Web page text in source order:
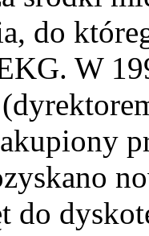
do
W
do